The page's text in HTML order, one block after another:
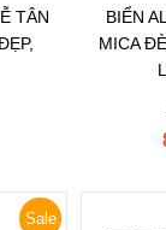
TÂN
BIỂN
MICA
Sale